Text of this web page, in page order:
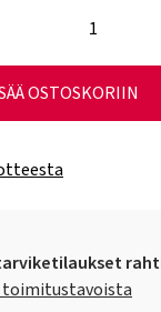
OSTOSKORIIN
toimitustavoista